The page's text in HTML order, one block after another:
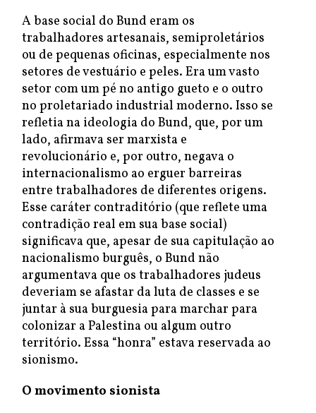
A base social do Bund eram os
trabalhadores artesanais, semiproletários
ou de pequenas oficinas, especialmente nos
setores de vestuário e peles. Era um vasto
setor com um pé no antigo gueto e o outro
no proletariado industrial moderno. Isso se
refletia na ideologia do Bund, que, por um
lado, afirmava ser marxista e
revolucionário e, por outro, negava o
internacionalismo ao erguer barreiras
entre trabalhadores de diferentes origens.
Esse caráter contraditório (que reflete uma
contradição real em sua base social)
significava que, apesar de sua capitulação ao
nacionalismo burguês, o Bund não
argumentava que os trabalhadores judeus
deveriam se afastar da luta de classes e se
juntar à sua burguesia para marchar para
colonizar a Palestina ou algum outro
território. Essa “honra” estava reservada ao
sionismo.
O movimento sionista